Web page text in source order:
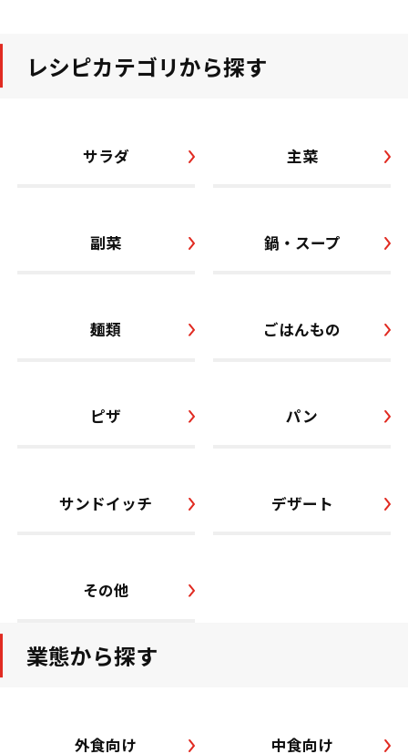
レシピカテゴリから探す
サラダ 主菜
副菜 鍋・スープ
麺類 ごはんもの
ピザ パン
サンドイッチ デザート
その他
業態から探す
外食向け 中食向け